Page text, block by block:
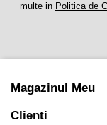
multe in Politica de
Magazinul Meu
Clienti